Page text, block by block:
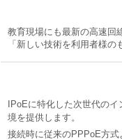
教育現場にも最新の高速回
「新しい技術を利用者様の
IPoEに特化した次世代の
境を提供します。
接続時に従来のPPPoE方